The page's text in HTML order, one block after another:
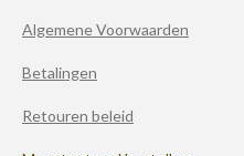
Algemene Voorwaarden
Betalingen
Retouren beleid